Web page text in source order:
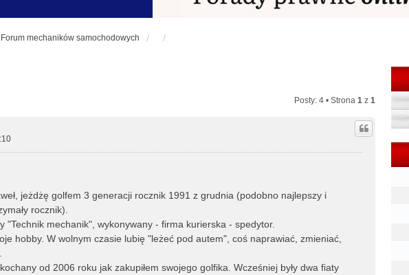
Forum mechaników samochodowych
Posty: 4 • Strona 1z 1
jeżdżę golfem 3 generacji rocznik 1991 z grudnia (podobno najlepszy i
rocznik).
"Technik mechanik", wykonywany - firma kurierska - spedytor.
hobby. W wolnym czasie lubię "leżeć pod autem", coś naprawiać, zmieniać,
od 2006 roku jak zakupiłem swojego golfika. Wcześniej były dwa fiaty